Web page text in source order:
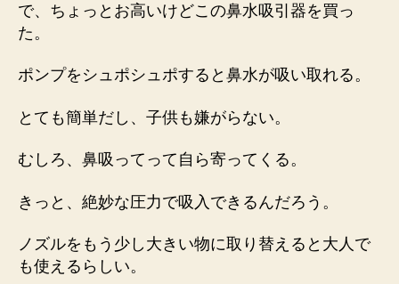
で、ちょっとお高いけどこの鼻水吸引器を買っ
た。
ポンプをシュポシュポすると鼻水が吸い取れる。
とても簡単だし、子供も嫌がらない。
むしろ、鼻吸ってって自ら寄ってくる。
きっと、絶妙な圧力で吸入できるんだろう。
ノズルをもう少し大きい物に取り替えると大人で
も使えるらしい。